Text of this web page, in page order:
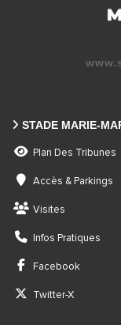
STADE MARIE-
Plan Des Tribunes
Accès & Parkings
Visites
Infos Pratiques
Facebook
Twitter-X